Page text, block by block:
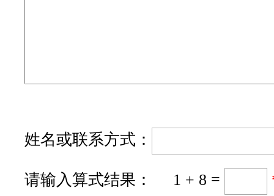
姓名或联系方式：
请输入算式结果： 1 + 8 =